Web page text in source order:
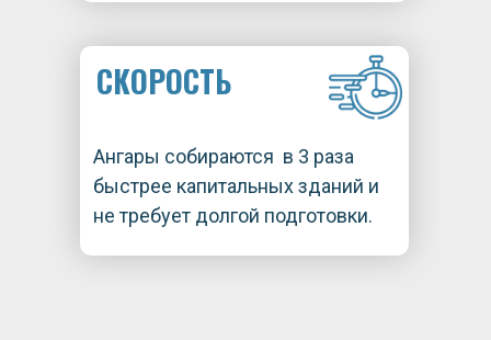
СКОРОСТЬ
Ангары собираются в 3 раза
быстрее капитальных зданий и
не требует долгой подготовки.